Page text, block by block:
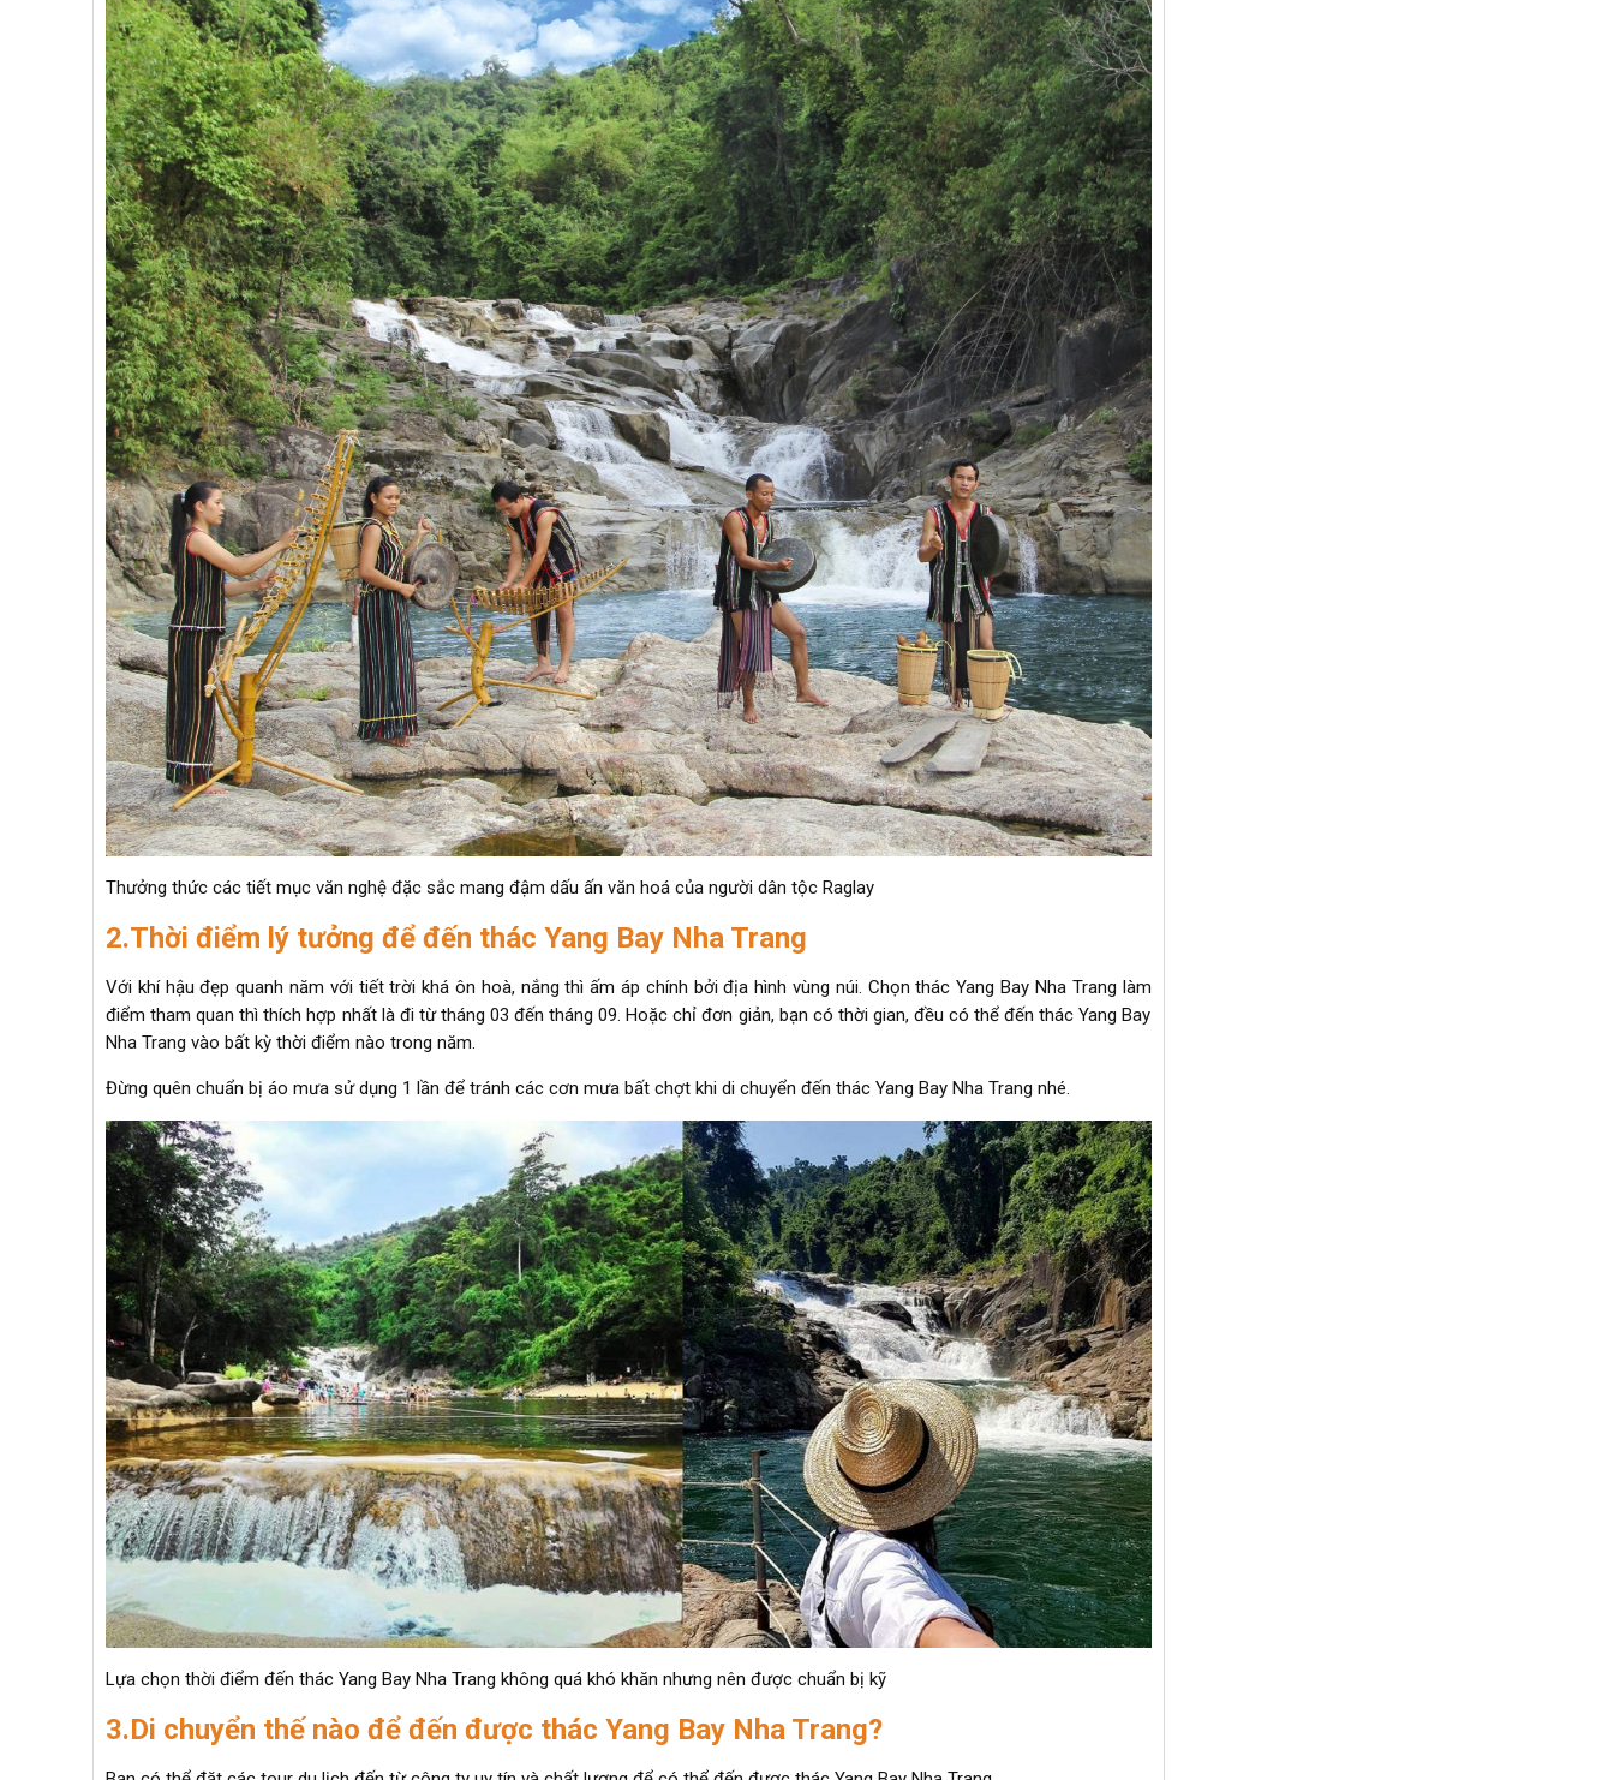
Thưởng thức các tiết mục văn nghệ đặc sắc mang đậm dấu ấn văn hoá của người dân tộc Raglay
2.Thời điểm lý tưởng để đến thác Yang Bay Nha Trang
Với khí hậu đẹp quanh năm với tiết trời khá ôn hoà, nắng thì ấm áp chính bởi địa hình vùng núi. Chọn thác Yang Bay Nha Trang làm
điểm tham quan thì thích hợp nhất là đi từ tháng 03 đến tháng 09. Hoặc chỉ đơn giản, bạn có thời gian, đều có thể đến thác Yang Bay
Nha Trang vào bất kỳ thời điểm nào trong năm.
Đừng quên chuẩn bị áo mưa sử dụng 1 lần để tránh các cơn mưa bất chợt khi di chuyển đến thác Yang Bay Nha Trang nhé.
Lựa chọn thời điểm đến thác Yang Bay Nha Trang không quá khó khăn nhưng nên được chuẩn bị kỹ
3.Di chuyển thế nào để đến được thác Yang Bay Nha Trang?